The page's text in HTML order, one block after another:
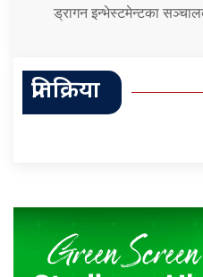
ड्रागन इन्भेस्टमेन्टका
प्रतिक्रिया